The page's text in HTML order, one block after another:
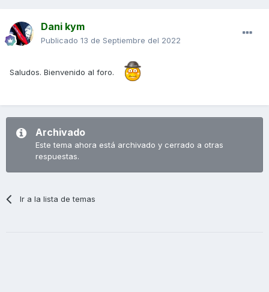
Dani kym
Publicado 13 de Septiembre del 2022
Saludos. Bienvenido al foro.
Archivado
Este tema ahora está archivado y cerrado a otras
respuestas.
Ir a la lista de temas